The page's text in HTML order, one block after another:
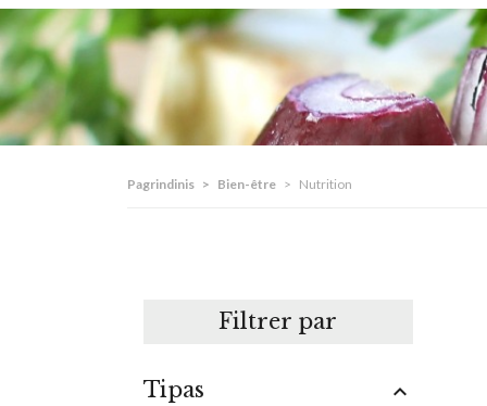
Pagrindinis > Bien-être > Nutrition
Filtrer par
Tipas 